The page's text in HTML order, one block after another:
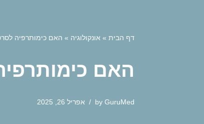
דף הבית » אונקולוגיה » האם כימותרפיה
האם
by GuruMed אפריל 26, 2025